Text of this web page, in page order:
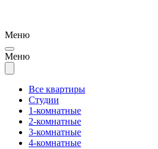
Меню
Меню
Все квартиры
Студии
1-комнатные
2-комнатные
3-комнатные
4-комнатные